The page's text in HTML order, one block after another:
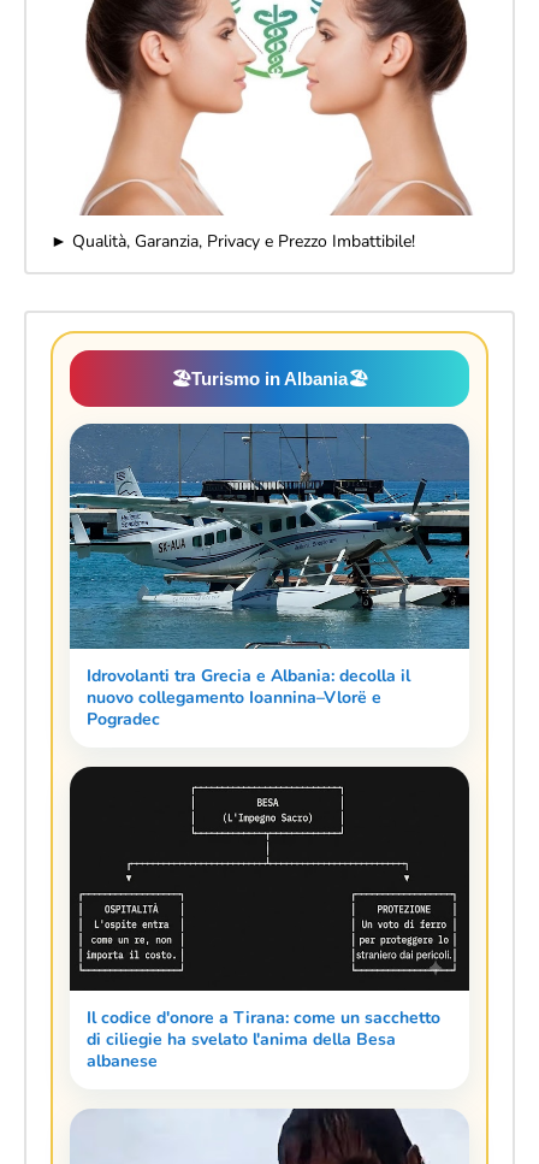
► Qualità, Garanzia, Privacy e Prezzo Imbattibile!
🏖️Turismo in Albania🏖️
Idrovolanti tra Grecia e Albania: decolla il
nuovo collegamento Ioannina–Vlorë e
Pogradec
Il codice d'onore a Tirana: come un sacchetto
di ciliegie ha svelato l'anima della Besa
albanese